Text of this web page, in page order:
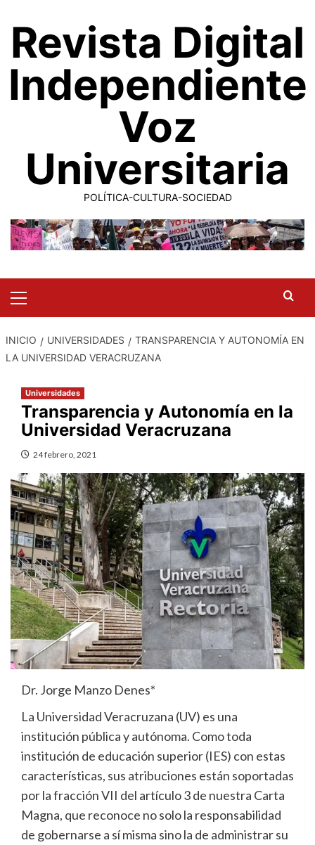
contenido
Revista Digital
Independiente
Voz
Universitaria
POLÍTICA-CULTURA-SOCIEDAD
Menu
INICIO UNIVERSIDADES
TRANSPARENCIA Y AUTONOMÍA EN
LA UNIVERSIDAD VERACRUZANA
Universidades
Transparencia y Autonomía en la
Universidad Veracruzana
24 febrero, 2021
Dr. Jorge Manzo Denes*
La Universidad Veracruzana (UV) es una
institución pública y autónoma. Como toda
institución de educación superior (IES) con estas
características, sus atribuciones están soportadas
por la fracción VII del artículo 3 de nuestra Carta
Magna, que reconoce no solo la responsabilidad
de gobernarse a sí misma sino la de administrar su